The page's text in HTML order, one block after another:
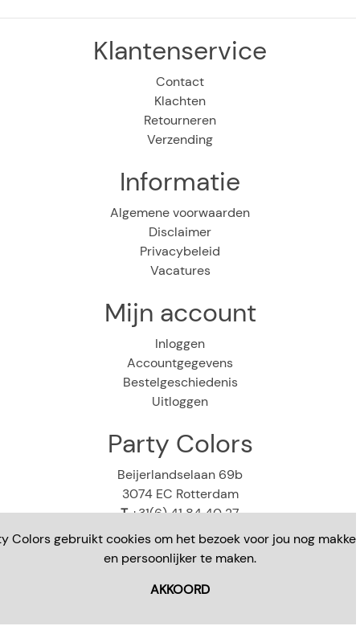
Colors gebruikt cookies om het bezoek voor jou nog
en persoonlijker te maken.
AKKOORD
Klantenservice
Contact
Klachten
Retourneren
Verzending
Informatie
Algemene voorwaarden
Disclaimer
Privacybeleid
Vacatures
Mijn account
Inloggen
Accountgegevens
Bestelgeschiedenis
Uitloggen
Party Colors
Beijerlandselaan 69b
3074 EC Rotterdam
T+31(6) 41 84 40 27
webshop@partycolors.nl
Copyright © 2023 - Party Colors - Alle rechten